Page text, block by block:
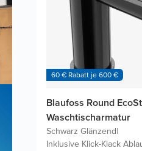
60 € Rabatt je 600 €
Blaufoss Round
Waschtischarmatur
Schwarz Glänzend|
Inklusive Klick-Klack